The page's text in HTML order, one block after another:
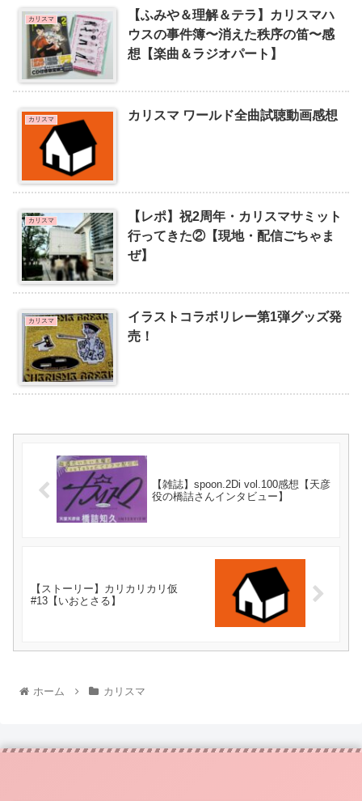
カリスマ
【ふみや＆理解＆テラ】カリスマハ
ウスの事件簿〜消えた秩序の笛〜感
想【楽曲＆ラジオパート】
カリスマ カリスマ ワールド全曲試聴動画感想
カリスマ
【レポ】祝2周年・カリスマサミット
行ってきた②【現地・配信ごちゃま
ぜ】
カリスマ
イラストコラボリレー第1弾グッズ発
売！
【雑誌】spoon.2Di vol.100感想【天彦
役の橋詰さんインタビュー】
【ストーリー】カリカリカリ仮
#13【いおとさる】
ホーム カリスマ